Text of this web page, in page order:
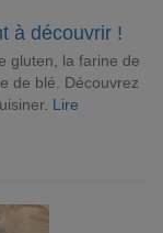
à découvrir !
gluten, la farine de
de blé. Découvrez
Lire